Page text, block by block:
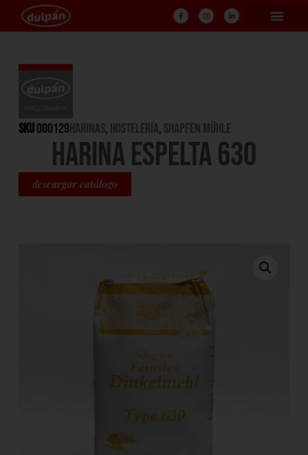
SKU000129Harinas, HOSTELERÍA, Shapfen Mühle
HARINA ESPELTA 630
descargar catálogo